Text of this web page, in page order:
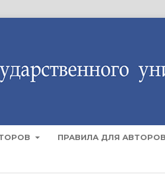
ПРАВИЛА ДЛЯ АВТОРОВ